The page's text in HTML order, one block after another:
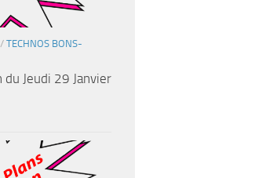
/ TECHNOS BONS-
du Jeudi 29 Janvier